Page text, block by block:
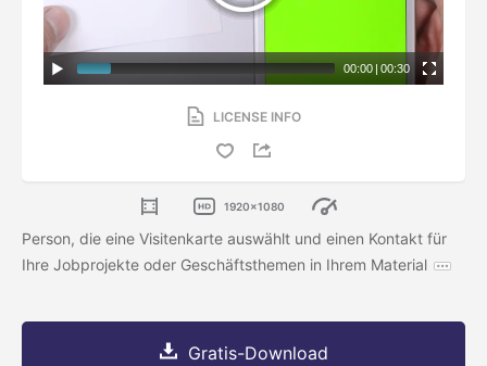
00:00 | 00:30
LICENSE INFO
1920x1080
Person, die eine Visitenkarte auswählt und einen Kontakt für
Ihre Jobprojekte oder Geschäftsthemen in Ihrem Material
Gratis-Download